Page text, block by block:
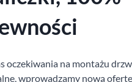
oczekiwania na montażu
wprowadzamy nową